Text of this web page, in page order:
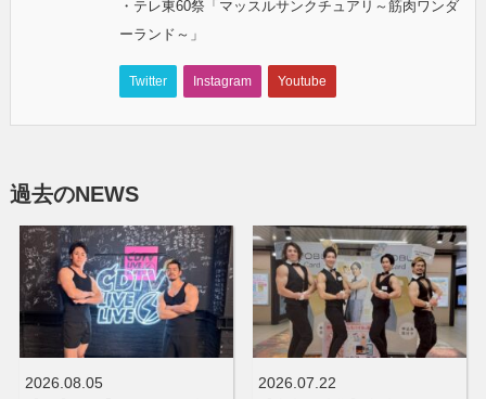
・テレ東60祭「マッスルサンクチュアリ～筋肉ワンダ
ーランド～」
Twitter Instagram Youtube
過去のNEWS
2026.08.05
2026.07.22